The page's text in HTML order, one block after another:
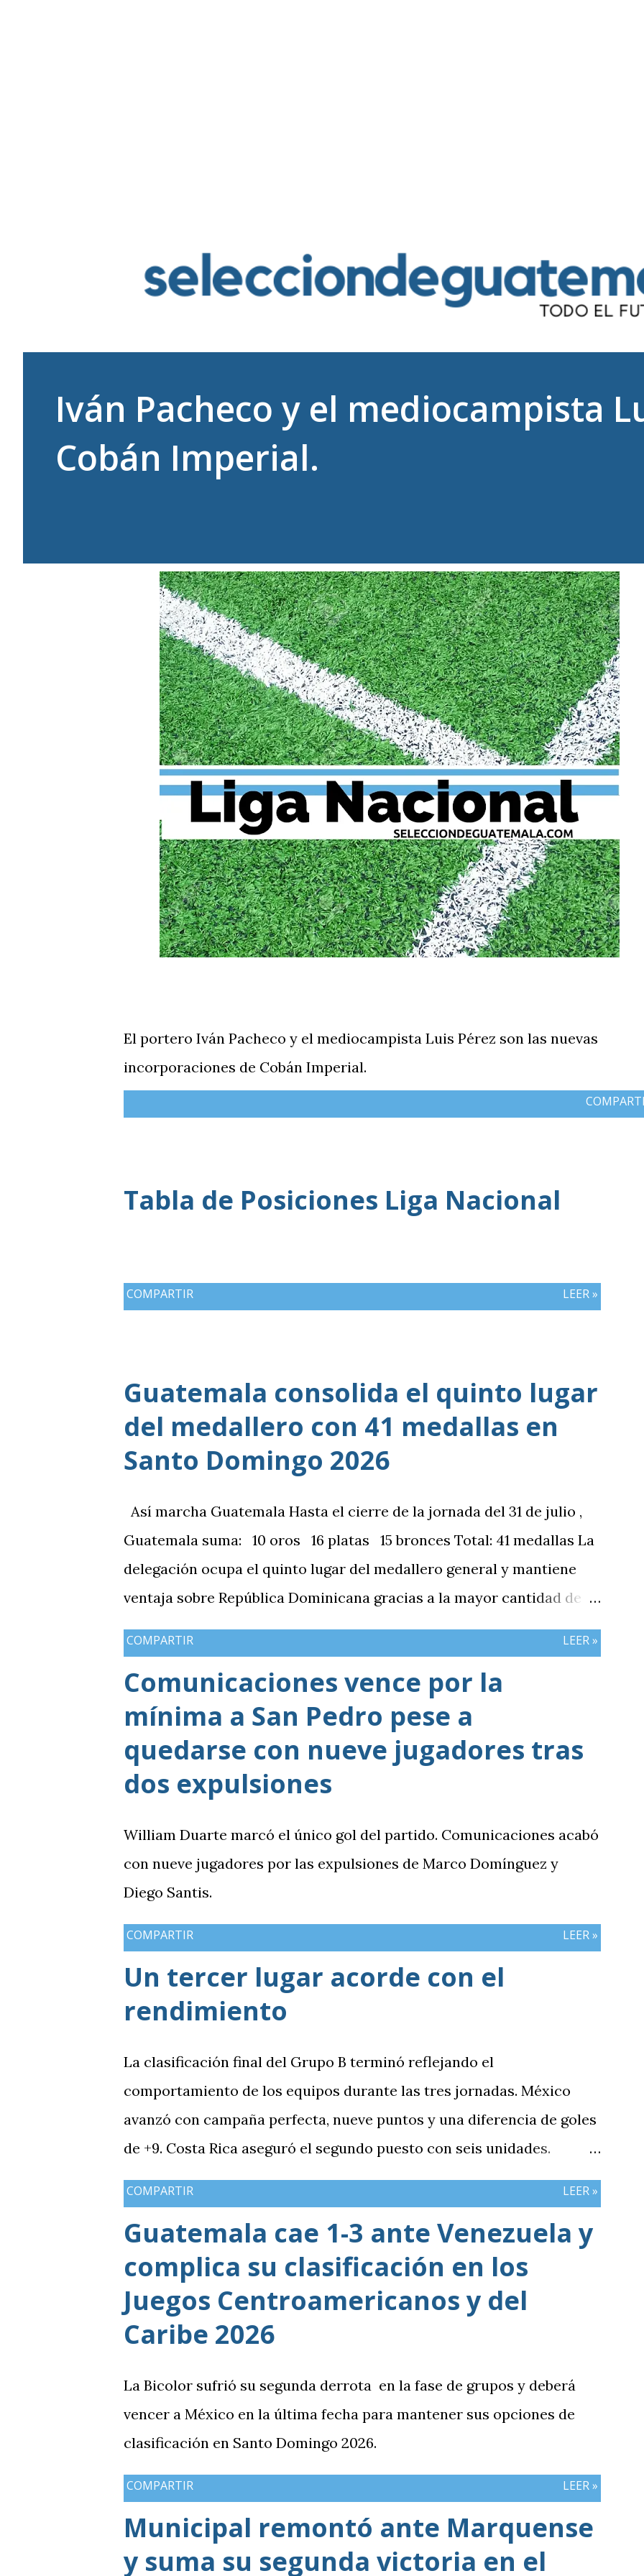
Iván Pacheco y el mediocampista
Cobán Imperial.
El portero Iván Pacheco y el mediocampista Luis Pérez son las nuevas
incorporaciones de Cobán Imperial.
Tabla de Posiciones Liga Nacional
COMPARTIR LEER »
Guatemala consolida el quinto lugar
del medallero con 41 medallas en
Santo Domingo 2026
Así marcha Guatemala Hasta el cierre de la jornada del 31 de julio ,
Guatemala suma: 10 oros 16 platas 15 bronces Total: 41 medallas La
delegación ocupa el quinto lugar del medallero general y mantiene
ventaja sobre República Dominicana gracias a la mayor cantidad de
medallas de plata, aunque ambos países registran el mismo número
de oros (10).
COMPARTIR LEER »
Comunicaciones vence por la
mínima a San Pedro pese a
quedarse con nueve jugadores tras
dos expulsiones
William Duarte marcó el único gol del partido. Comunicaciones acabó
con nueve jugadores por las expulsiones de Marco Domínguez y
Diego Santis.
COMPARTIR LEER »
Un tercer lugar acorde con el
rendimiento
La clasificación final del Grupo B terminó reflejando el
comportamiento de los equipos durante las tres jornadas. México
avanzó con campaña perfecta, nueve puntos y una diferencia de goles
de +9. Costa Rica aseguró el segundo puesto con seis unidades.
Guatemala finalizó tercera con tres puntos y diferencia de -1,
mientras Antigua y Barbuda cerró sin sumar. ¿Por qué Guatemala
terminó tercera y dependió de otros resultados? Porque el equipo
solo consiguió imponer condiciones frente al rival más débil del
grupo. En los dos partidos que definían la clasificación fue superado
en posesión, producción ofensiva y generación de ocasiones de gol. La
goleada frente a México terminó siendo la consecuencia más visible
de una diferencia que ya se había manifestado ante Costa Rica y que
obligó a la Bicolor a llegar a la última jornada pendiente de otros
resultados, particularmente del de Honduras vs. Panamá.
COMPARTIR LEER »
Guatemala cae 1-3 ante Venezuela y
complica su clasificación en los
Juegos Centroamericanos y del
Caribe 2026
La Bicolor sufrió su segunda derrota en la fase de grupos y deberá
vencer a México en la última fecha para mantener sus opciones de
clasificación en Santo Domingo 2026.
COMPARTIR LEER »
Municipal remontó ante Marquense
y suma su segunda victoria en el